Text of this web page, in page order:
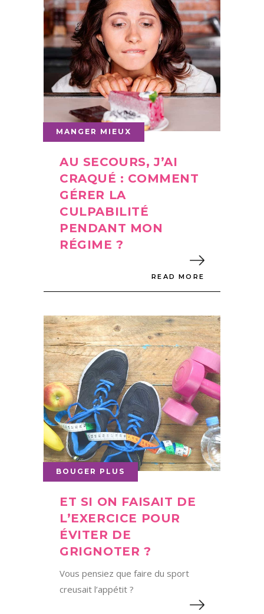
MANGER MIEUX
AU SECOURS, J’AI
CRAQUÉ : COMMENT
GÉRER LA
CULPABILITÉ
PENDANT MON
RÉGIME ?
READ MORE
BOUGER PLUS
ET SI ON FAISAIT DE
L’EXERCICE POUR
ÉVITER DE
GRIGNOTER ?
Vous pensiez que faire du sport
creusait l’appétit ?